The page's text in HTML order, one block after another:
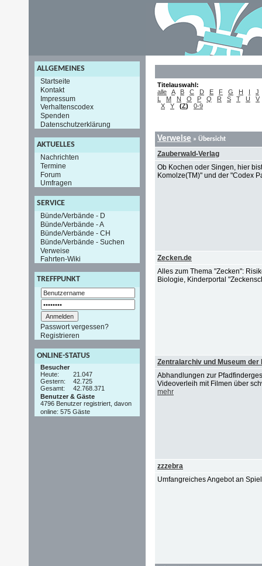
ALLGEMEINES
Startseite
Kontakt
Impressum
Verhaltenscodex
Spenden
Datenschutzerklärung
AKTUELLES
Nachrichten
Termine
Forum
Umfragen
SERVICE
Bünde/Verbände - D
Bünde/Verbände - A
Bünde/Verbände - CH
Bünde/Verbände - Suchen
Verweise
Fahrten-Wiki
TREFFPUNKT
Passwort vergessen?
Registrieren
ONLINE-STATUS
Besucher
Heute:
21.047
Gestern:
42.725
Gesamt:
42.768.371
Benutzer & Gäste
4796 Benutzer registriert, davon
online: 575 Gäste
Titelauswahl:
alle
A B C D E F G H I
J
L
M N O P Q R S T U
V
X
Y (Z) 0-9
Verweise » Übersicht
Zauberwald-Verlag
Ob Kochen oder Singen, hier
Komolze(TM)" und der "Codex
Zecken.de
Alles zum Thema "Zecken":
Biologie, Kinderportal
Zentralarchiv und Museum der
Abhandlungen zur
Videoverleih mit Filmen über
mehr
zzzebra
Umfangreiches Angebot an